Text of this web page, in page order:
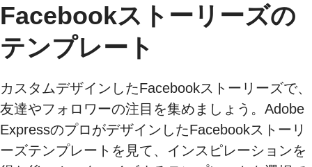
Facebookストーリーズの
テンプレート
カスタムデザインしたFacebookストーリーズで、
友達やフォロワーの注目を集めましょう。Adobe
ExpressのプロがデザインしたFacebookストーリ
ーズテンプレートを見て、インスピレーションを